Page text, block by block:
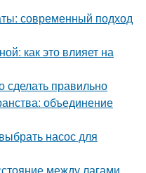
современный подход
как это влияет на
сделать правильно
объединение
насос для